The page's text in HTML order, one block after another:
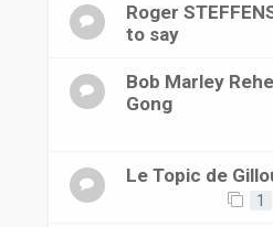
Roger
to say
Bob Marley
Gong
Le Topic de
1